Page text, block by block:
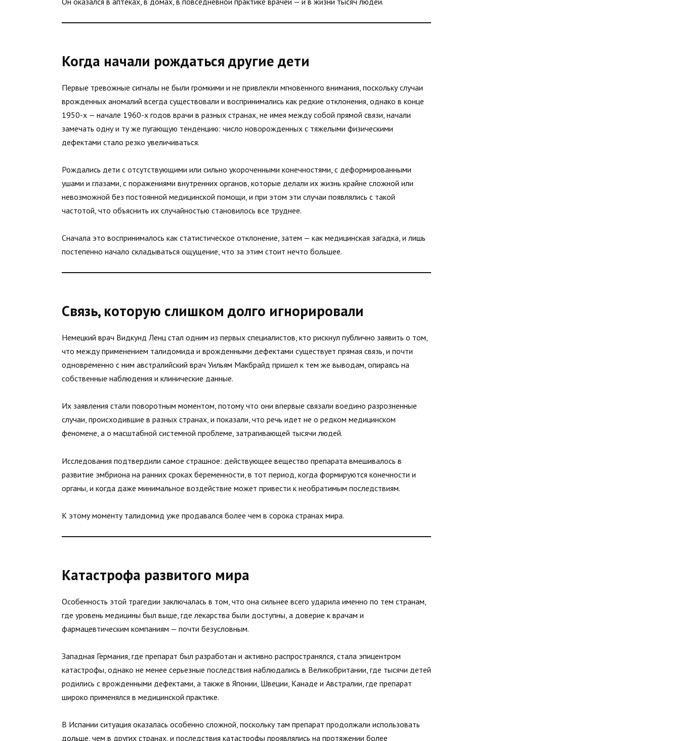
Когда начали рождаться другие дети
Первые тревожные сигналы не были громкими и не привлекли мгновенного внимания, поскольку случаи
врожденных аномалий всегда существовали и воспринимались как редкие отклонения, однако в конце
1950-х — начале 1960-х годов врачи в разных странах, не имея между собой прямой связи, начали
замечать одну и ту же пугающую тенденцию: число новорожденных с тяжелыми физическими
дефектами стало резко увеличиваться.
Рождались дети с отсутствующими или сильно укороченными конечностями, с деформированными
ушами и глазами, с поражениями внутренних органов, которые делали их жизнь крайне сложной или
невозможной без постоянной медицинской помощи, и при этом эти случаи появлялись с такой
частотой, что объяснить их случайностью становилось все труднее.
Сначала это воспринималось как статистическое отклонение, затем — как медицинская загадка, и лишь
постепенно начало складываться ощущение, что за этим стоит нечто большее.
Связь, которую слишком долго игнорировали
Немецкий врач Видкунд Ленц стал одним из первых специалистов, кто рискнул публично заявить о том,
что между применением талидомида и врожденными дефектами существует прямая связь, и почти
одновременно с ним австралийский врач Уильям Макбрайд пришел к тем же выводам, опираясь на
собственные наблюдения и клинические данные.
Их заявления стали поворотным моментом, потому что они впервые связали воедино разрозненные
случаи, происходившие в разных странах, и показали, что речь идет не о редком медицинском
феномене, а о масштабной системной проблеме, затрагивающей тысячи людей.
Исследования подтвердили самое страшное: действующее вещество препарата вмешивалось в
развитие эмбриона на ранних сроках беременности, в тот период, когда формируются конечности и
органы, и когда даже минимальное воздействие может привести к необратимым последствиям.
К этому моменту талидомид уже продавался более чем в сорока странах мира.
Катастрофа развитого мира
Особенность этой трагедии заключалась в том, что она сильнее всего ударила именно по тем странам,
где уровень медицины был выше, где лекарства были доступны, а доверие к врачам и
фармацевтическим компаниям — почти безусловным.
Западная Германия, где препарат был разработан и активно распространялся, стала эпицентром
катастрофы, однако не менее серьезные последствия наблюдались в Великобритании, где тысячи детей
родились с врожденными дефектами, а также в Японии, Швеции, Канаде и Австралии, где препарат
широко применялся в медицинской практике.
В Испании ситуация оказалась особенно сложной, поскольку там препарат продолжали использовать
дольше, чем в других странах, и последствия катастрофы проявлялись на протяжении более